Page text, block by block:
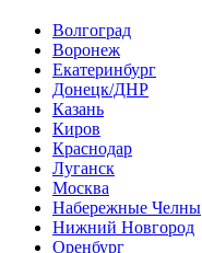
Волгоград
Воронеж
Екатеринбург
Донецк/ДНР
Казань
Киров
Краснодар
Луганск
Москва
Набережные Челны
Нижний Новгород
Оренбург